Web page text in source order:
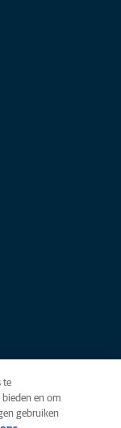
te
en om
gebruiken